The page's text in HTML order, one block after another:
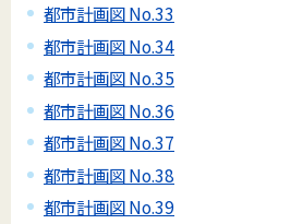
都市計画図 No.33
都市計画図 No.34
都市計画図 No.35
都市計画図 No.36
都市計画図 No.37
都市計画図 No.38
都市計画図 No.39